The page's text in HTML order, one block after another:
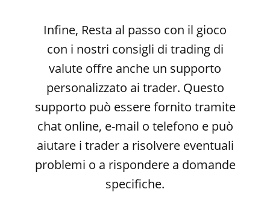
Infine, Resta al passo con il gioco
con i nostri consigli di trading di
valute offre anche un supporto
personalizzato ai trader. Questo
supporto può essere fornito tramite
chat online, e-mail o telefono e può
aiutare i trader a risolvere eventuali
problemi o a rispondere a domande
specifiche.